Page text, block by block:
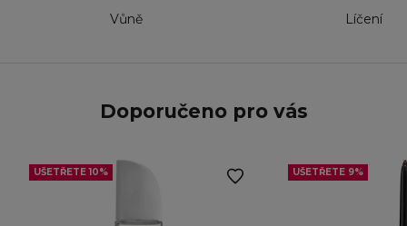
Vůně Líčení
Doporučeno pro vás
UŠETŘETE 10% UŠETŘETE 9%